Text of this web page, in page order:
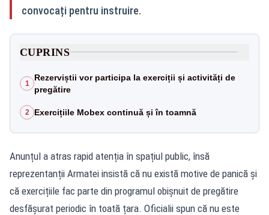
convocați pentru instruire.
CUPRINS
1
Rezerviștii vor participa la exerciții și activități de
pregătire
2 Exercițiile Mobex continuă și în toamnă
Anunțul a atras rapid atenția în spațiul public, însă
reprezentanții Armatei insistă că nu există motive de panică și
că exercițiile fac parte din programul obișnuit de pregătire
desfășurat periodic în toată țara. Oficialii spun că nu este